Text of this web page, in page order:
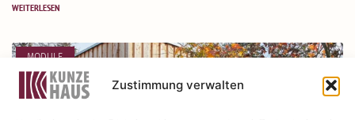
Zustimmung verwalten
WEITER­LESEN
MODULE